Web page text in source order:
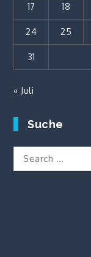
17 18
24 25
31
« Juli
Suche
Search